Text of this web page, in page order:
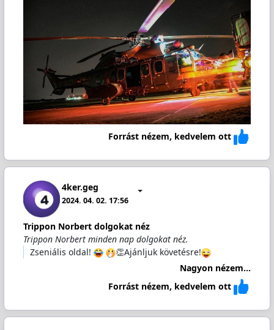
Forrást nézem, kedvelem ott
4ker.geg
2024. 04. 02. 17:56
Trippon Norbert dolgokat néz
Trippon Norbert minden nap dolgokat néz.
Zseniális oldal!
👏Ajánljuk követésre!
Nagyon nézem...
Forrást nézem, kedvelem ott